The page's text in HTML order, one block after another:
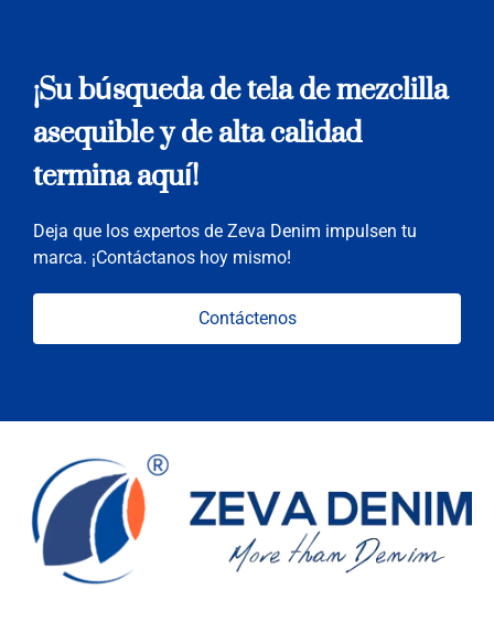
¡Su búsqueda de tela de mezclilla
asequible y de alta calidad
termina aquí!
Deja que los expertos de Zeva Denim impulsen tu
marca. ¡Contáctanos hoy mismo!
Contáctenos